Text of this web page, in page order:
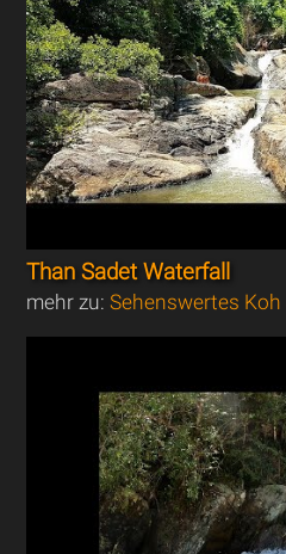
Than Sadet Waterfall
mehr zu:Sehenswertes Koh